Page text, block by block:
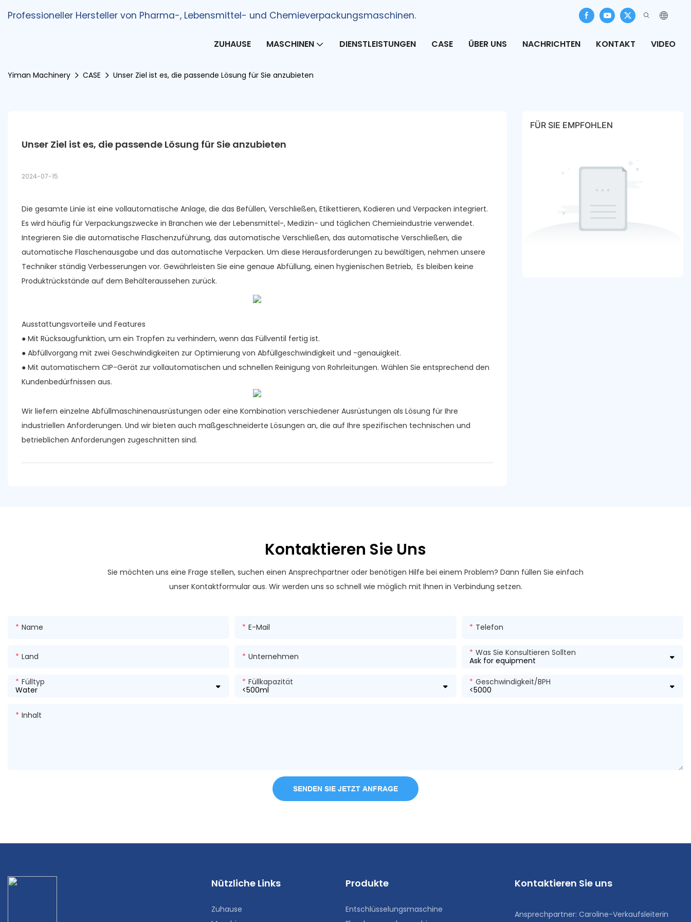
Professioneller Hersteller von Pharma-, Lebensmittel- und Chemieverpackungsmaschinen.
ZUHAUSE MASCHINEN DIENSTLEISTUNGEN CASE ÜBER UNS NACHRICHTEN KONTAKT VIDEO
Yiman Machinery CASE Unser Ziel ist es, die passende Lösung für Sie anzubieten
Unser Ziel ist es, die passende Lösung für Sie anzubieten
2024-07-15
Die gesamte Linie ist eine vollautomatische Anlage, die das Befüllen, Verschließen, Etikettieren, Kodieren und Verpacken integriert.
Es wird häufig für Verpackungszwecke in Branchen wie der Lebensmittel-, Medizin- und täglichen Chemieindustrie verwendet.
Integrieren Sie die automatische Flaschenzuführung, das automatische Verschließen, das automatische Verschließen, die
automatische Flaschenausgabe und das automatische Verpacken. Um diese Herausforderungen zu bewältigen, nehmen unsere
Techniker ständig Verbesserungen vor. Gewährleisten Sie eine genaue Abfüllung, einen hygienischen Betrieb, Es bleiben keine
Produktrückstände auf dem Behälteraussehen zurück.
Ausstattungsvorteile und Features
● Mit Rücksaugfunktion, um ein Tropfen zu verhindern, wenn das Füllventil fertig ist.
● Abfüllvorgang mit zwei Geschwindigkeiten zur Optimierung von Abfüllgeschwindigkeit und -genauigkeit.
● Mit automatischem CIP-Gerät zur vollautomatischen und schnellen Reinigung von Rohrleitungen. Wählen Sie entsprechend den
Kundenbedürfnissen aus.
Wir liefern einzelne Abfüllmaschinenausrüstungen oder eine Kombination verschiedener Ausrüstungen als Lösung für Ihre
industriellen Anforderungen. Und wir bieten auch maßgeschneiderte Lösungen an, die auf Ihre spezifischen technischen und
betrieblichen Anforderungen zugeschnitten sind.
FÜR SIE EMPFOHLEN
Kontaktieren Sie Uns
Sie möchten uns eine Frage stellen, suchen einen Ansprechpartner oder benötigen Hilfe bei einem Problem? Dann füllen Sie einfach
unser Kontaktformular aus. Wir werden uns so schnell wie möglich mit Ihnen in Verbindung setzen.
Name E-Mail Telefon
Land Unternehmen Was Sie Konsultieren Sollten
Fülltyp Füllkapazität Geschwindigkeit/BPH
Inhalt
SENDEN SIE JETZT ANFRAGE
Nützliche Links
Zuhause
Produkte
Entschlüsselungsmaschine
Kontaktieren Sie uns
Ansprechpartner: Caroline-Verkaufsleiterin